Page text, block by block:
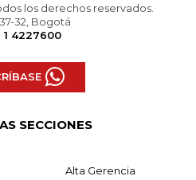
los derechos reservados.
37-32, Bogotá
1 4227600
SECCIONES
Alta Gerencia